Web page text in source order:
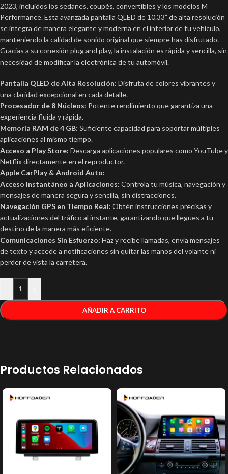
2023, incluidos los sedanes, coupés, convertibles y los modelos M
Performance. Esta avanzada pantalla QLED de 10.33” de alta resolución
se integra de manera elegante y moderna en el interior de tu vehículo,
manteniendo la calidad de sonido original que siempre has disfrutado.
Gracias a su conexión plug and play, la instalación es rápida y sencilla, sin
necesidad de modificar la electrónica de tu automóvil.
Pantalla QLED de Alta Resolución: Disfruta de colores vibrantes y
una claridad excepcional en cada detalle.
Procesador de 8 Núcleos: Potente rendimiento que garantiza una
experiencia fluida y rápida.
Memoria RAM de 4 GB: Suficiente capacidad para soportar múltiples
aplicaciones al mismo tiempo.
Acceso a Play Store: Descarga aplicaciones populares como YouTube y
Netflix directamente en el reproductor.
Apple CarPlay & Android Auto:
Acceso Instantáneo a Aplicaciones: Controla tu música, navegación y
mensajes de manera segura y sencilla, sin distracciones.
Navegación GPS en Tiempo Real: Obtén instrucciones precisas y
actualizaciones del tráfico al instante, garantizando que llegues a tu
destino de la manera más eficiente.
Comunicaciones Sin Esfuerzo: Haz y recibe llamadas, envía mensajes
de texto y accede a notificaciones sin quitar las manos del volante ni
perder de vista la carretera.
AÑADIR A CARRITO
Productos Relacionados